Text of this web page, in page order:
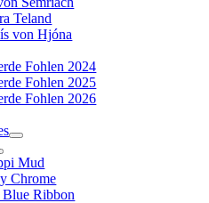
Teland
von Hjóna
Fohlen 2024
Fohlen 2025
Fohlen 2026
Mud
Chrome
Blue Ribbon